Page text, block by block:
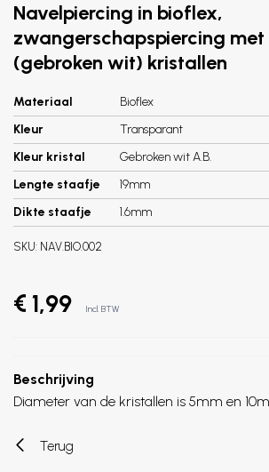
Navelpiercing in bioflex,
zwangerschapspiercing met
(gebroken wit) kristallen
Materiaal
Bioflex
Kleur
Transparant
Kleur kristal
Gebroken wit A.B.
Lengte staafje
19mm
Dikte staafje
1.6mm
SKU: NAV.BIO.002
€ 1,99 Incl. BTW
Beschrijving
Diameter van de kristallen is 5mm en
Terug